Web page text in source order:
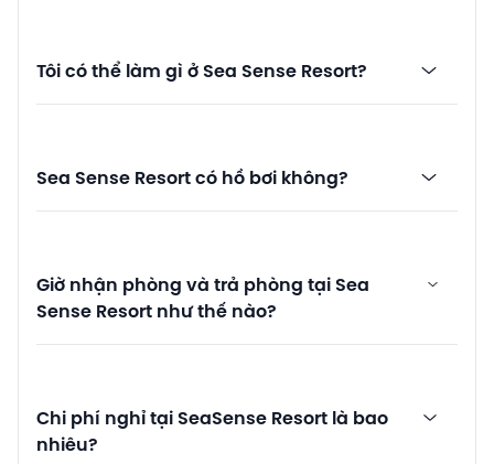
Tôi có thể làm gì ở Sea Sense Resort?
Sea Sense Resort có hồ bơi không?
Giờ nhận phòng và trả phòng tại Sea
Sense Resort như thế nào?
Chi phí nghỉ tại SeaSense Resort là bao
nhiêu?